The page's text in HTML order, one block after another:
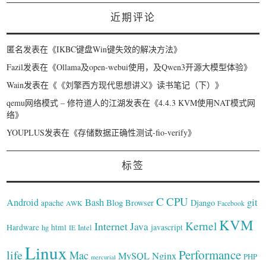
近期评论
匿名发表在《IKBC键盘Win键失效的解决方法》
Fazil发表在《Ollama及open-webui使用，及Qwen3开源大模型体验》
Wain发表在《 《刘擎西方现代思想讲义》读书笔记（下）》
qemu网络模式 – 修符道人的江湖发表在《4.4.3 KVM使用NAT模式网
络》
YOUPLUS发表在《存储数据正确性测试-fio-verify》
标签
Android apache AWK Bash Blog Browser C CPU Django Facebook git
Hardware hg html IE Intel InternetJava javascript Kernel KVM
lifeLinux Mac mercurial MySQLNginxPerformance PHP